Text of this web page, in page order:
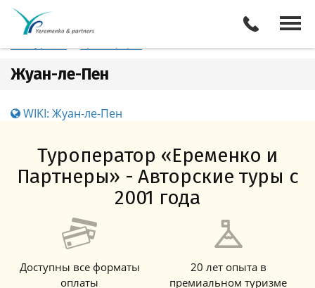
Франция
Все туры
Жуан-ле-Пен
WIKI: Жуан-ле-Пен
Туроператор «Еременко и
Партнеры» - Авторские туры с
2001 года
Доступны все форматы
оплаты
20 лет опыта в
премиальном туризме